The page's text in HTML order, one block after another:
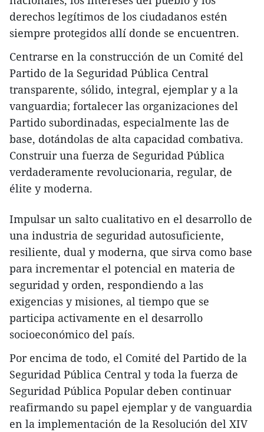
derechos legítimos de los ciudadanos estén
siempre protegidos allí donde se encuentren.
Centrarse en la construcción de un Comité del
Partido de la Seguridad Pública Central
transparente, sólido, integral, ejemplar y a la
vanguardia; fortalecer las organizaciones del
Partido subordinadas, especialmente las de
base, dotándolas de alta capacidad combativa.
Construir una fuerza de Seguridad Pública
verdaderamente revolucionaria, regular, de
élite y moderna.
Impulsar un salto cualitativo en el desarrollo de
una industria de seguridad autosuficiente,
resiliente, dual y moderna, que sirva como base
para incrementar el potencial en materia de
seguridad y orden, respondiendo a las
exigencias y misiones, al tiempo que se
participa activamente en el desarrollo
socioeconómico del país.
Por encima de todo, el Comité del Partido de la
Seguridad Pública Central y toda la fuerza de
Seguridad Pública Popular deben continuar
reafirmando su papel ejemplar y de vanguardia
en la implementación de la Resolución del XIV